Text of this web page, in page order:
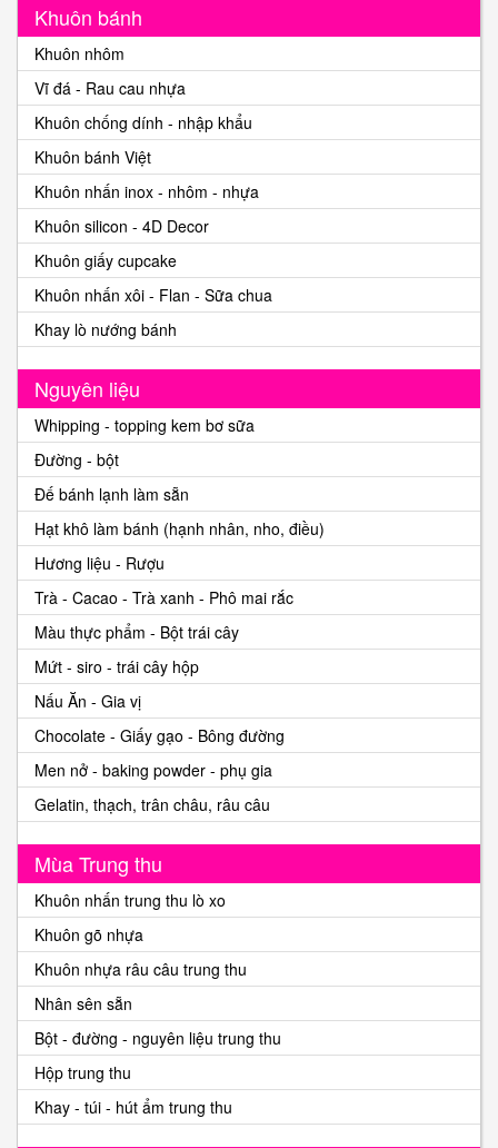
Khuôn bánh
Khuôn nhôm
Vĩ đá - Rau cau nhựa
Khuôn chống dính - nhập khẩu
Khuôn bánh Việt
Khuôn nhấn inox - nhôm - nhựa
Khuôn silicon - 4D Decor
Khuôn giấy cupcake
Khuôn nhấn xôi - Flan - Sữa chua
Khay lò nướng bánh
Nguyên liệu
Whipping - topping kem bơ sữa
Đường - bột
Đế bánh lạnh làm sẵn
Hạt khô làm bánh (hạnh nhân, nho, điều)
Hương liệu - Rượu
Trà - Cacao - Trà xanh - Phô mai rắc
Màu thực phẩm - Bột trái cây
Mứt - siro - trái cây hộp
Nấu Ăn - Gia vị
Chocolate - Giấy gạo - Bông đường
Men nở - baking powder - phụ gia
Gelatin, thạch, trân châu, râu câu
Mùa Trung thu
Khuôn nhấn trung thu lò xo
Khuôn gõ nhựa
Khuôn nhựa râu câu trung thu
Nhân sên sẵn
Bột - đường - nguyên liệu trung thu
Hộp trung thu
Khay - túi - hút ẩm trung thu